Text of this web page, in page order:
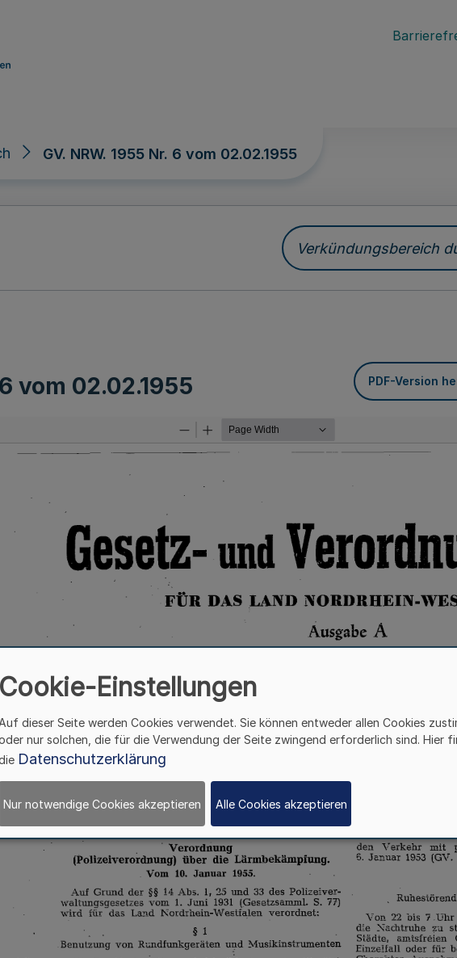
GV. NRW. 1955 Nr. 6 vom 02.02.1955
Verkündungsbereich
vom 02.02.1955 PDF-Version
Cookie-Einstellungen
dieser Seite werden Cookies verwendet. Sie können entweder allen Cookies
nur solchen, die für die Verwendung der Seite zwingend erforderlich sind. Hier
Datenschutzerklärung
Nur notwendige Cookies akzeptieren Alle Cookies akzeptieren